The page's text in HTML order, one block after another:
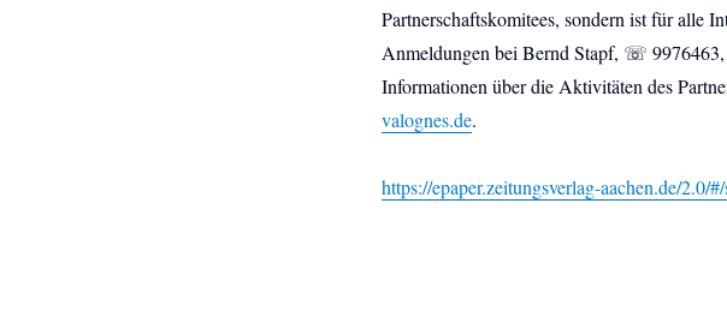
Partnerschaftskomitees, sondern ist für alle
Anmeldungen bei Bernd Stapf, ☏
Informationen über die Aktivitäten des
valognes.de.
https://epaper.zeitungsverlag-aachen.de/2.0/